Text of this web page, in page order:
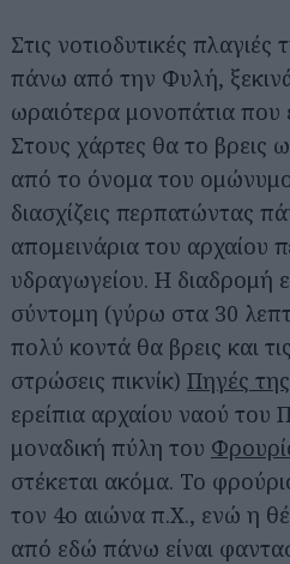
Στις νοτιοδυτικές
πάνω από την Φυλή,
ωραιότερα μονοπάτια που
Στους χάρτες θα το βρεις
από το όνομα του
διασχίζεις περπατώντας
απομεινάρια του αρχαίου
υδραγωγείου. Η διαδρομή
σύντομη (γύρω στα 30
πολύ κοντά θα βρεις και
στρώσεις πικνίκ) Πηγές
ερείπια αρχαίου ναού του
μοναδική πύλη του
στέκεται ακόμα. Το
τον 4ο αιώνα π.Χ., ενώ η
από εδώ πάνω είναι